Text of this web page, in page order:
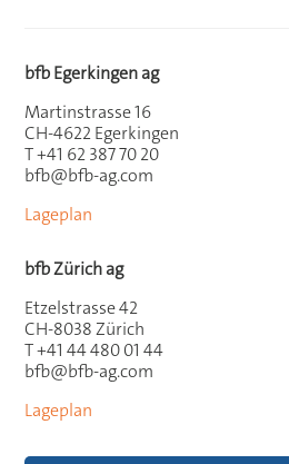
bfb Egerkingen ag
Martinstrasse 16
CH-4622 Egerkingen
T +41 62 387 70 20
bfb@bfb-ag.com
Lageplan
bfb Zürich ag
Etzelstrasse 42
CH-8038 Zürich
T +41 44 480 01 44
bfb@bfb-ag.com
Lageplan